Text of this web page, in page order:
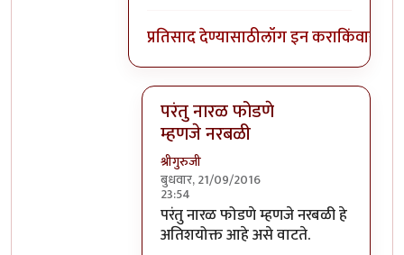
प्रतिसाद देण्यासाठीलॉग इन कराकिंवा
परंतु नारळ फोडणे
म्हणजे नरबळी
श्रीगुरुजी
बुधवार, 21/09/2016
23:54
In reply toमला शास्त्रार्थ वगैरे काही
परंतु नारळ फोडणे म्हणजे नरबळी हे
अतिशयोक्त आहे असे वाटते.